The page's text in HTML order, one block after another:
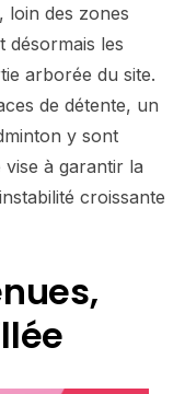
loin des zones
désormais les
arborée du site.
de détente, un
y sont
à garantir la
croissante